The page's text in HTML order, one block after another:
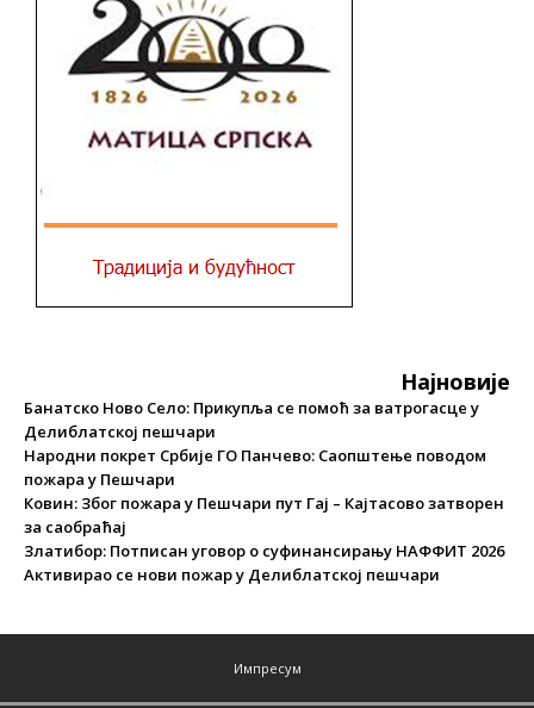
Најновије
Банатско Ново Село: Прикупља се помоћ за ватрогасце у
Делиблатској пешчари
Народни покрет Србије ГО Панчево: Саопштење поводом
пожара у Пешчари
Ковин: Због пожара у Пешчари пут Гај – Кајтасово затворен
за саобраћај
Златибор: Потписан уговор о суфинансирању НАФФИТ 2026
Активирао се нови пожар у Делиблатској пешчари
Импресум